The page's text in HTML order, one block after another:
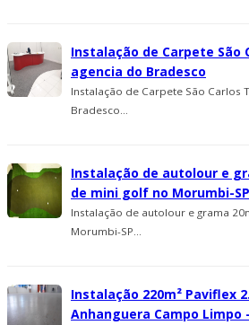
Instalação de Carpete São
agencia do Bradesco
Instalação de Carpete São Carlos
Bradesco...
Instalação de autolour e
de mini golf no Morumbi-SP
Instalação de autolour e grama
Morumbi-SP...
Instalação 220m² Paviflex
Anhanguera Campo Limpo